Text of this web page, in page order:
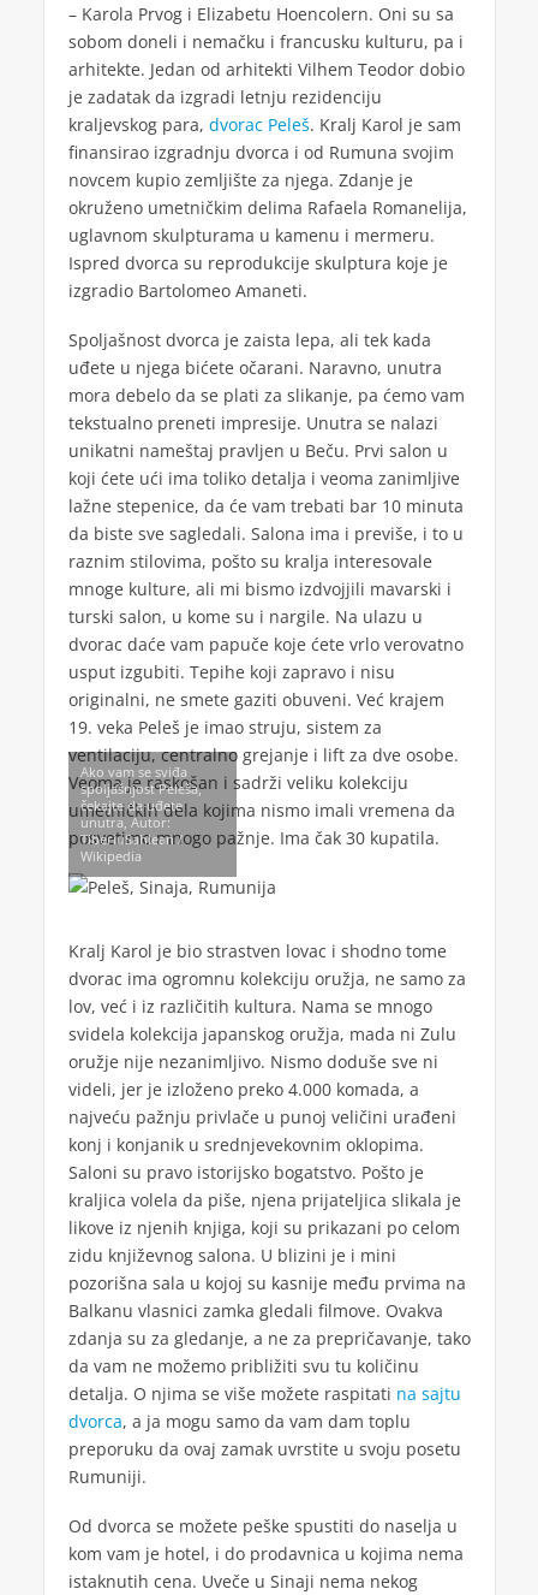
– Karola Prvog i Elizabetu Hoencolern. Oni su sa
sobom doneli i nemačku i francusku kulturu, pa i
arhitekte. Jedan od arhitekti Vilhem Teodor dobio
je zadatak da izgradi letnju rezidenciju
kraljevskog para, dvorac Peleš. Kralj Karol je sam
finansirao izgradnju dvorca i od Rumuna svojim
novcem kupio zemljište za njega. Zdanje je
okruženo umetničkim delima Rafaela Romanelija,
uglavnom skulpturama u kamenu i mermeru.
Ispred dvorca su reprodukcije skulptura koje je
izgradio Bartolomeo Amaneti.
Spoljašnost dvorca je zaista lepa, ali tek kada
uđete u njega bićete očarani. Naravno, unutra
mora debelo da se plati za slikanje, pa ćemo vam
tekstualno preneti impresije. Unutra se nalazi
unikatni nameštaj pravljen u Beču. Prvi salon u
koji ćete ući ima toliko detalja i veoma zanimljive
lažne stepenice, da će vam trebati bar 10 minuta
da biste sve sagledali. Salona ima i previše, i to u
raznim stilovima, pošto su kralja interesovale
mnoge kulture, ali mi bismo izdvojjili mavarski i
turski salon, u kome su i nargile. Na ulazu u
dvorac daće vam papuče koje ćete vrlo verovatno
usput izgubiti. Tepihe koji zapravo i nisu
originalni, ne smete gaziti obuveni. Već krajem
19. veka Peleš je imao struju, sistem za
ventilaciju, centralno grejanje i lift za dve osobe.
Veoma je raskošan i sadrži veliku kolekciju
umetničkih dela kojima nismo imali vremena da
posvetimo mnogo pažnje. Ima čak 30 kupatila.
Ako vam se sviđa
spoljašnjost Peleša,
čekajte da uđete
unutra, Autor:
TiberiuSahlean /
Wikipedia
Kralj Karol je bio strastven lovac i shodno tome
dvorac ima ogromnu kolekciju oružja, ne samo za
lov, već i iz različitih kultura. Nama se mnogo
svidela kolekcija japanskog oružja, mada ni Zulu
oružje nije nezanimljivo. Nismo doduše sve ni
videli, jer je izloženo preko 4.000 komada, a
najveću pažnju privlače u punoj veličini urađeni
konj i konjanik u srednjevekovnim oklopima.
Saloni su pravo istorijsko bogatstvo. Pošto je
kraljica volela da piše, njena prijateljica slikala je
likove iz njenih knjiga, koji su prikazani po celom
zidu književnog salona. U blizini je i mini
pozorišna sala u kojoj su kasnije među prvima na
Balkanu vlasnici zamka gledali filmove. Ovakva
zdanja su za gledanje, a ne za prepričavanje, tako
da vam ne možemo približiti svu tu količinu
detalja. O njima se više možete raspitati na sajtu
dvorca, a ja mogu samo da vam dam toplu
preporuku da ovaj zamak uvrstite u svoju posetu
Rumuniji.
Od dvorca se možete peške spustiti do naselja u
kom vam je hotel, i do prodavnica u kojima nema
istaknutih cena. Uveče u Sinaji nema nekog